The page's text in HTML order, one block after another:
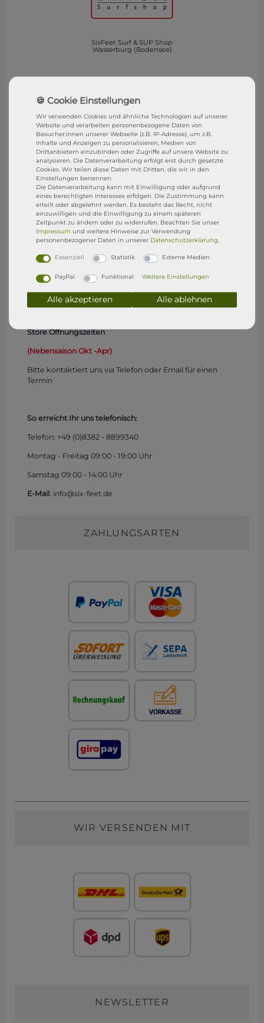
SixFeet Surf & SUP Shop
Wasserburg (Bodensee)
SixFeet Surf & SUP SHOP
Sandgraben 1
88142 Wasserburg (B)
Store Öffnungszeiten
(1.Mai - 15. Sep)
Montag geschlossen
Dienstag geschlossen
Mittwoch 10 - 12 und 17 - 19 Uhr
Donnerstag 10 - 12 und 14 - 16 Uhr
Freitag 10 - 12 und 14 - 16 Uhr
Samstag 10 - 12 Uhr
Store Öffnungszeiten
(Nebensaison Okt -Apr)
Bitte kontaktiert uns via Telefon oder Email für einen
Termin
So erreicht Ihr uns telefonisch:
Telefon: +49 (0)8382 - 8899340
Montag - Freitag 09:00 - 19:00 Uhr
Samstag 09:00 - 14:00 Uhr
E-Mail : info@six-feet.de
ZAHLUNGSARTEN
WIR VERSENDEN MIT
NEWSLETTER
Wir verwenden Cookies und ähnliche Technologien auf unserer
Website und verarbeiten personenbezogene Daten von
Besucher:innen unserer Webseite (z.B. IP-Adresse), um z.B.
Inhalte und Anzeigen zu personalisieren, Medien von
Drittanbietern einzubinden oder Zugriffe auf unsere Website zu
analysieren. Die Datenverarbeitung erfolgt erst durch gesetzte
Cookies. Wir teilen diese Daten mit Dritten, die wir in den
Einstellungen benennen.
Die Datenverarbeitung kann mit Einwilligung oder aufgrund
eines berechtigten Interesses erfolgen. Die Zustimmung kann
erteilt oder abgelehnt werden. Es besteht das Recht, nicht
einzuwilligen und die Einwilligung zu einem späteren
Zeitpunkt zu ändern oder zu widerrufen. Beachten Sie unser
Impressum und weitere Hinweise zur Verwendung
personenbezogener Daten in unserer Daten­schutz­erklärung
Essenziell Statistik Externe Medien
PayPal Funktional Weitere Einstellungen
Alle akzeptieren Alle ablehnen